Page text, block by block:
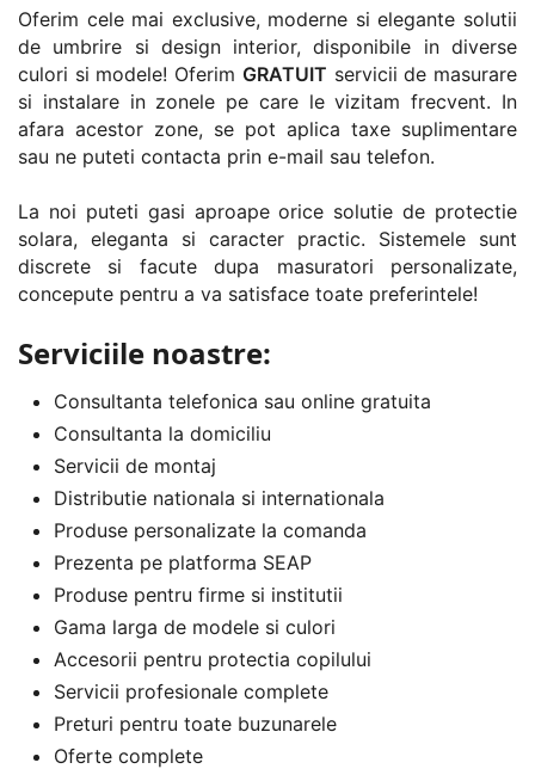
Oferim cele mai exclusive, moderne si elegante solutii
de umbrire si design interior, disponibile in diverse
culori si modele! Oferim GRATUIT servicii de masurare
si instalare in zonele pe care le vizitam frecvent. In
afara acestor zone, se pot aplica taxe suplimentare
sau ne puteti contacta prin e-mail sau telefon.
La noi puteti gasi aproape orice solutie de protectie
solara, eleganta si caracter practic. Sistemele sunt
discrete si facute dupa masuratori personalizate,
concepute pentru a va satisface toate preferintele!
Serviciile noastre:
Consultanta telefonica sau online gratuita
Consultanta la domiciliu
Servicii de montaj
Distributie nationala si internationala
Produse personalizate la comanda
Prezenta pe platforma SEAP
Produse pentru firme si institutii
Gama larga de modele si culori
Accesorii pentru protectia copilului
Servicii profesionale complete
Preturi pentru toate buzunarele
Oferte complete